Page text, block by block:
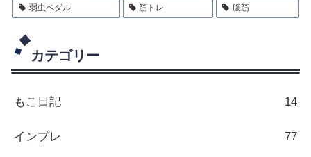
弱虫ペダル 筋トレ 腹筋
カテゴリー
もこ日記 14
インプレ 77